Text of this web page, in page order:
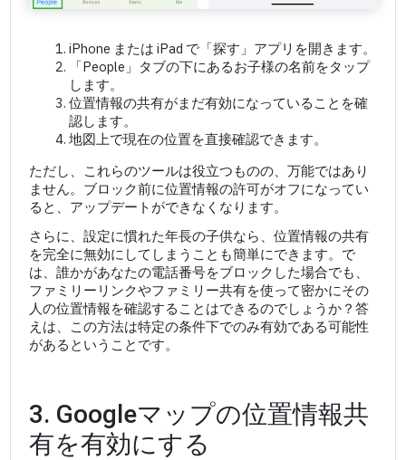
iPhone または iPad で「探す」アプリを開きます。
「People」タブの下にあるお子様の名前をタップ
します。
位置情報の共有がまだ有効になっていることを確
認します。
地図上で現在の位置を直接確認できます。
ただし、これらのツールは役立つものの、万能ではあり
ません。ブロック前に位置情報の許可がオフになってい
ると、アップデートができなくなります。
さらに、設定に慣れた年長の子供なら、位置情報の共有
を完全に無効にしてしまうことも簡単にできます。で
は、誰かがあなたの電話番号をブロックした場合でも、
ファミリーリンクやファミリー共有を使って密かにその
人の位置情報を確認することはできるのでしょうか？答
えは、この方法は特定の条件下でのみ有効である可能性
があるということです。
3. Googleマップの位置情報共
有を有効にする